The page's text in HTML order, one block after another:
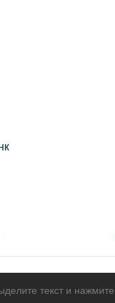
текст и нажмите